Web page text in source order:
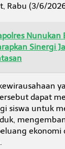
Rabu (3/6/
Nunukan
Sinergi
dapat
siswa untuk
ekonomi